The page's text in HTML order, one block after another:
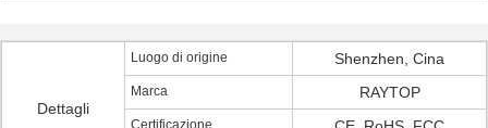
Dettagli
Luogo di origine Shenzhen, Cina
Marca RAYTOP
Certificazione